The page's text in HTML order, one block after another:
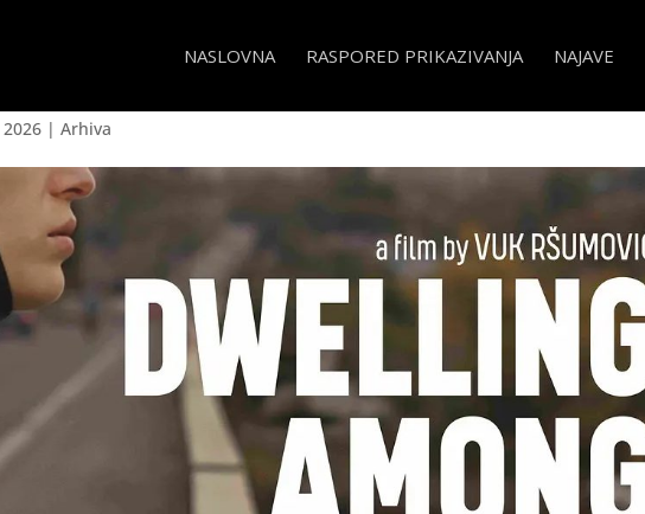
NASLOVNA RASPORED PRIKAZIVANJA NAJAVE
Dwelling Among the Gods
2026 |Arhiva